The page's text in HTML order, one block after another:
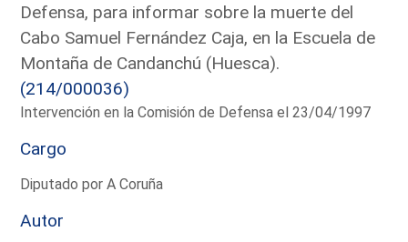
Defensa, para informar sobre la muerte del
Cabo Samuel Fernández Caja, en la Escuela de
Montaña de Candanchú (Huesca).
(214/000036)
Intervención en la Comisión de Defensa el 23/04/1997
Cargo
Diputado por A Coruña
Autor